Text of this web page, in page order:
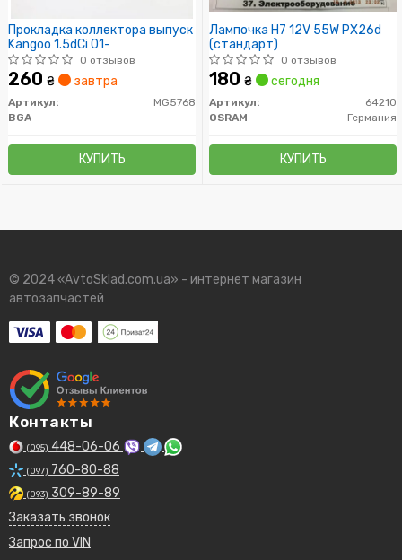
Прокладка коллектора выпуск
Kangoo 1.5dCi 01-
0 отзывов
260 ₴ завтра
Артикул:
MG5768
BGA
КУПИТЬ
Лампочка H7 12V 55W PX26d
(стандарт)
0 отзывов
180 ₴ сегодня
Артикул:
64210
OSRAM
Германия
КУПИТЬ
© 2024 «AvtoSklad.com.ua» - интернет магазин
автозапчастей
Контакты
(095) 448-06-06
(097) 760-80-88
(093) 309-89-89
Заказать звонок
Запрос по VIN